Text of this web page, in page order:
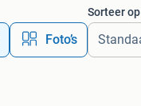
Foto’s
Sorteer op